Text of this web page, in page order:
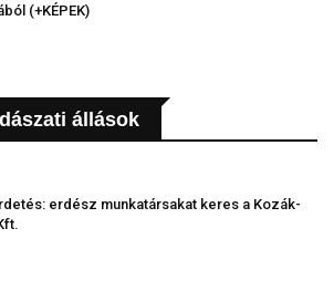
(+KÉPEK)
állások
erdész munkatársakat keres a Kozák-